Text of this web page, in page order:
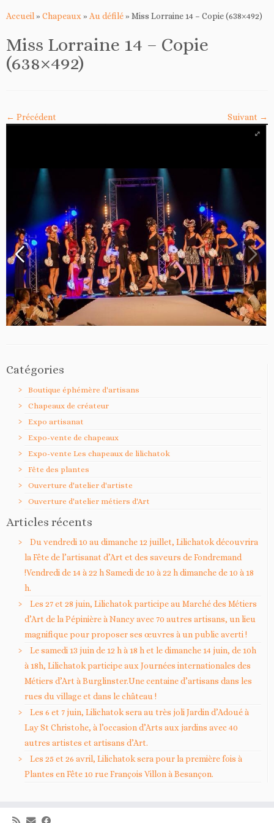
Accueil » Chapeaux » Au défilé» Miss Lorraine 14 – Copie (638×492)
Miss Lorraine 14 – Copie
(638×492)
← Précédent Suivant →
Catégories
Boutique éphémère d'artisans
Chapeaux de créateur
Expo artisanat
Expo-vente de chapeaux
Expo-vente Les chapeaux de lilichatok
Fête des plantes
Ouverture d'atelier d'artiste
Ouverture d'atelier métiers d'Art
Articles récents
Du vendredi 10 au dimanche 12 juillet, Lilichatok découvrira
la Fête de l’artisanat d’Art et des saveurs de Fondremand
!Vendredi de 14 à 22 h Samedi de 10 à 22 h dimanche de 10 à 18
h.
Les 27 et 28 juin, Lilichatok participe au Marché des Métiers
d’Art de la Pépinière à Nancy avec 70 autres artisans, un lieu
magnifique pour proposer ses œuvres à un public averti !
Le samedi 13 juin de 12 h à 18 h et le dimanche 14 juin, de 10h
à 18h, Lilichatok participe aux Journées internationales des
Métiers d’Art à Burglinster.Une centaine d’artisans dans les
rues du village et dans le château !
Les 6 et 7 juin, Lilichatok sera au très joli Jardin d’Adoué à
Lay St Christohe, à l’occasion d’Arts aux jardins avec 40
autres artistes et artisans d’Art.
Les 25 et 26 avril, Lilichatok sera pour la première fois à
Plantes en Fête 10 rue François Villon à Besançon.